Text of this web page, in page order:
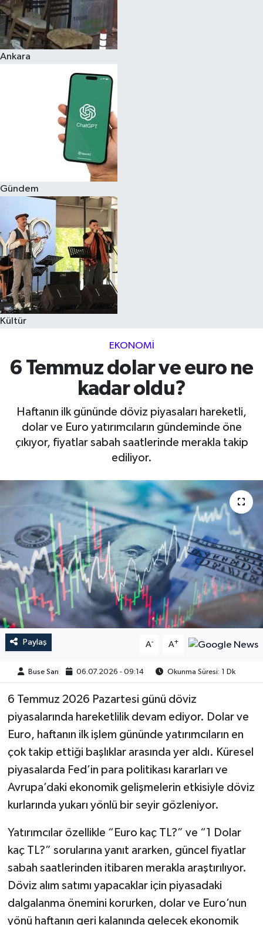
Ankara
Gündem
Kültür
EKONOMI
6 Temmuz dolar ve euro ne
kadar oldu?
Haftanın ilk gününde döviz piyasaları hareketli,
dolar ve Euro yatırımcıların gündeminde öne
çıkıyor, fiyatlar sabah saatlerinde merakla takip
ediliyor.
Paylaş A- A+
Buse Sarı 06.07.2026 - 09:14 Okunma Süresi: 1 Dk
6 Temmuz 2026 Pazartesi günü döviz
piyasalarında hareketlilik devam ediyor. Dolar ve
Euro, haftanın ilk işlem gününde yatırımcıların en
çok takip ettiği başlıklar arasında yer aldı. Küresel
piyasalarda Fed’in para politikası kararları ve
Avrupa’daki ekonomik gelişmelerin etkisiyle döviz
kurlarında yukarı yönlü bir seyir gözleniyor.
Yatırımcılar özellikle “Euro kaç TL?” ve “1 Dolar
kaç TL?” sorularına yanıt ararken, güncel fiyatlar
sabah saatlerinden itibaren merakla araştırılıyor.
Döviz alım satımı yapacaklar için piyasadaki
dalgalanma önemini korurken, dolar ve Euro’nun
yönü haftanın geri kalanında gelecek ekonomik